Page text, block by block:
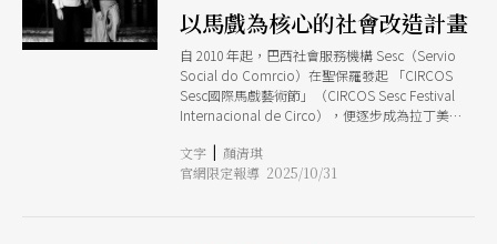
以馬戲為核心的社會改造計畫
自 2010 年起，巴西社會服務機構 Sesc（Servio
Social do Comrcio）在聖保羅發起 「CIRCOS
Sesc國際馬戲藝術節」（CIRCOS Sesc Festival
Internacional de Circo），便逐步成為拉丁美洲
化，節目除分布於市中心的多個場館，甚至走入低
收入戶、遊民集結的下城區，讓不同社群都能接觸
文字 | 顏清琪
官網限定報導 2025/10/31